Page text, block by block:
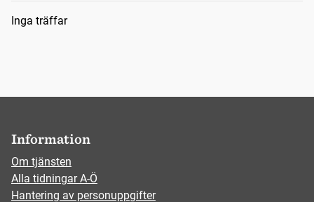
Sökresultat
Inga träffar
Information
Om tjänsten
Alla tidningar A-Ö
Hantering av personuppgifter